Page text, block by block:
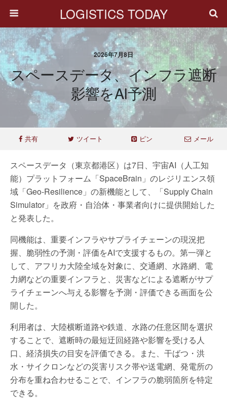
LOGISTICS TODAY
2026年7月8日
スペースデータ、インフラ遮断
影響をAI予測
共有 ツイート ピン メール
スペースデータ（東京都港区）は7日、宇宙AI（人工知
能）プラットフォーム「SpaceBrain」のレジリエンス領
域「Geo-Resilience」の新機能として、「Supply Chain
Simulator」を政府・自治体・事業者向けに提供開始した
と発表した。
同機能は、重要インフラやサプライチェーンの現況把
握、脆弱性の予測・評価をAIで支援するもの。第一弾と
して、アフリカ大陸全域を対象に、交通網、水路網、電
力網などの重要インフラと、災害などによる遮断がサプ
ライチェーンへ与える影響を予測・評価できる画面を公
開した。
利用者は、大陸横断道路や鉄道、水路の任意区間を選択
することで、遮断時の最短迂回経路や影響を受ける人
口、経済損失の目安を評価できる。また、干ばつ・洪
水・サイクロンなどの災害リスク帯や送電網、発電所の
分布を重ね合わせることで、インフラの脆弱箇所を特定
できる。